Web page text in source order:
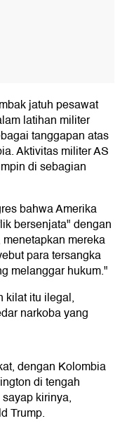
jatuh pesawat
latihan militer
tanggapan atas
Aktivitas militer AS
di sebagian
bahwa Amerika
bersenjata" dengan
mereka
para tersangka
melanggar hukum."
kilat itu ilegal,
narkoba yang
dengan Kolombia
di tengah
kirinya,
Trump.